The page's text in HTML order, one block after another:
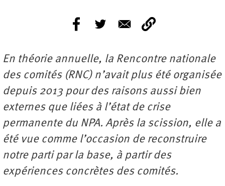
En théorie annuelle, la Rencontre nationale
des comités (RNC) n’avait plus été organisée
depuis 2013 pour des raisons aussi bien
externes que liées à l’état de crise
permanente du NPA. Après la scission, elle a
été vue comme l’occasion de reconstruire
notre parti par la base, à partir des
expériences concrètes des comités.